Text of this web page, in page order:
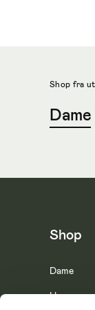
Shop fra
Dame
Shop
Dame
Herre